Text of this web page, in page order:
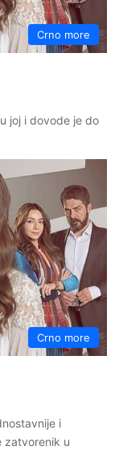
Crno more
joj i dovode je do
Crno more
i
zatvorenik u